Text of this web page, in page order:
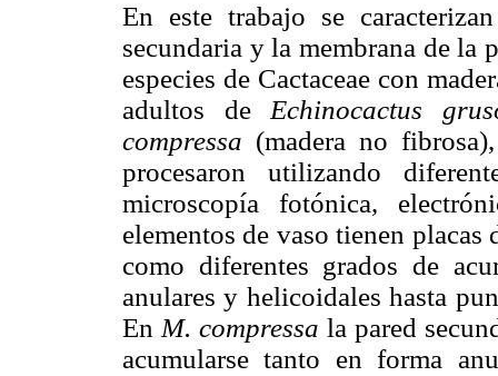
En este trabajo se
secundaria y la membrana de la
especies de Cactaceae con
adultos de Echinocactus
compressa (madera no
procesaron utilizando
microscopía fotónica,
elementos de vaso tienen
como diferentes grados de
anulares y helicoidales hasta
En M. compressa la pared
acumularse tanto en forma